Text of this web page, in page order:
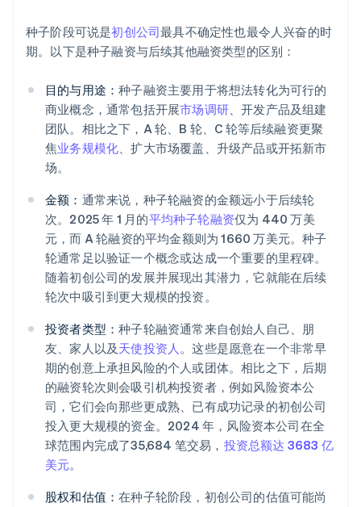
种子阶段可说是初创公司最具不确定性也最令人兴奋的时
期。以下是种子融资与后续其他融资类型的区别：
目的与用途：种子融资主要用于将想法转化为可行的
商业概念，通常包括开展市场调研、开发产品及组建
团队。相比之下，A 轮、B 轮、C 轮等后续融资更聚
焦业务规模化、扩大市场覆盖、升级产品或开拓新市
场。
金额： 通常来说，种子轮融资的金额远小于后续轮
次。2025 年 1 月的平均种子轮融资仅为 440 万美
元，而 A 轮融资的平均金额则为 1660 万美元。种子
轮通常足以验证一个概念或达成一个重要的里程碑。
随着初创公司的发展并展现出其潜力，它就能在后续
轮次中吸引到更大规模的投资。
投资者类型：种子轮融资通常来自创始人自己、朋
友、家人以及 天使投资人。这些是愿意在一个非常早
期的创意上承担风险的个人或团体。相比之下，后期
的融资轮次则会吸引机构投资者，例如风险资本公
司，它们会向那些更成熟、已有成功记录的初创公司
投入更大规模的资金。2024 年，风险资本公司在全
球范围内完成了35,684 笔交易， 投资总额达 3683 亿
美元。
股权和估值：在种子轮阶段，初创公司的估值可能尚